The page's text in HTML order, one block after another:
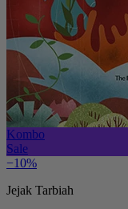
Kombo
Sale
−10%
Jejak Tarbiah